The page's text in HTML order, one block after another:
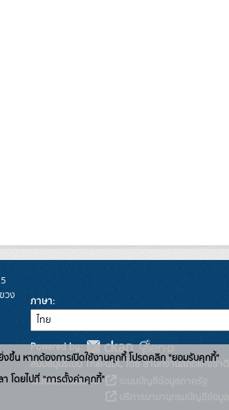
วง
ภาษา
Powered by:
สนับสนุนระบบ Thai-GDC โดย สำนักงานสถิติแห่งชาติ
เว็บไซต์ที่เกี่ยวข้อง:
งขึ้น หากต้องการเปิดใช้งานคุกกี้ โปรดคลิก "ยอมรับคุกกี้"
โดยไปที่ "การตั้งค่าคุกกี้"